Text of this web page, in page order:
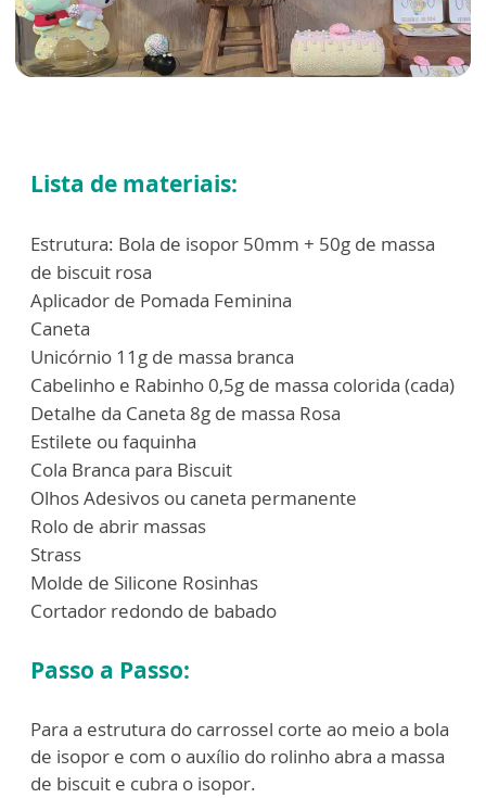
Lista de materiais:
Estrutura: Bola de isopor 50mm + 50g de massa
de biscuit rosa
Aplicador de Pomada Feminina
Caneta
Unicórnio 11g de massa branca
Cabelinho e Rabinho 0,5g de massa colorida (cada)
Detalhe da Caneta 8g de massa Rosa
Estilete ou faquinha
Cola Branca para Biscuit
Olhos Adesivos ou caneta permanente
Rolo de abrir massas
Strass
Molde de Silicone Rosinhas
Cortador redondo de babado
Passo a Passo:
Para a estrutura do carrossel corte ao meio a bola
de isopor e com o auxílio do rolinhoabra a massa
de biscuit e cubra o isopor.